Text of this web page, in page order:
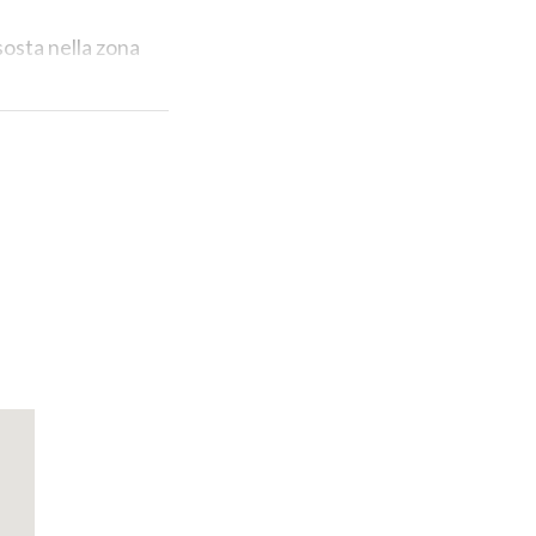
nella zona
villaggi